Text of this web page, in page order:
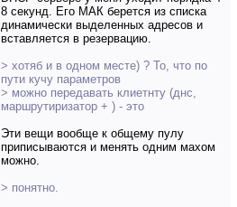
8 секунд. Его МАК берется из списка
динамически выделенных адресов и
вставляется в резервацию.
> хотяб и в одном месте) ? То, что по
пути кучу параметров
> можно передавать клиетнту (днс,
маршрутиризатор + ) - это
Эти вещи вообще к общему пулу
приписываются и менять одним махом
можно.
> понятно.